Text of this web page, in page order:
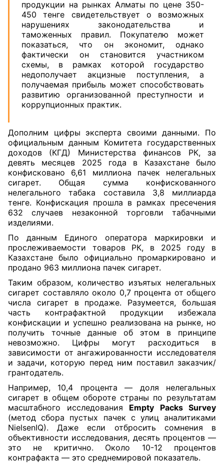
продукции на рынках Алматы по цене 350-
450 тенге свидетельствует о возможных
нарушениях законодательства и
таможенных правил. Покупателю может
показаться, что он экономит, однако
фактически он становится участником
схемы, в рамках которой государство
недополучает акцизные поступления, а
получаемая прибыль может способствовать
развитию организованной преступности и
коррупционных практик.
Дополним цифры эксперта своими данными. По
официальным данным Комитета государственных
доходов (КГД) Министерства финансов РК, за
девять месяцев 2025 года в Казахстане было
конфисковано 6,61 миллиона пачек нелегальных
сигарет. Общая сумма конфискованного
нелегального табака составила 3,8 миллиарда
тенге. Конфискация прошла в рамках пресечения
632 случаев незаконной торговли табачными
изделиями.
По данным Единого оператора маркировки и
прослеживаемости товаров РК, в 2025 году в
Казахстане было официально промаркировано и
продано 963 миллиона пачек сигарет.
Таким образом, количество изъятых нелегальных
сигарет составляло около 0,7 процента от общего
числа сигарет в продаже. Разумеется, большая
часть контрафактной продукции избежала
конфискации и успешно реализована на рынке, но
получить точные данные об этом в принципе
невозможно. Цифры могут расходиться в
зависимости от ангажированности исследователя
и задачи, которую перед ним поставил заказчик/
грантодатель.
Например, 10,4 процента — доля нелегальных
сигарет в общем обороте страны по результатам
масштабного исследования Empty Packs Survey
(метод сбора пустых пачек с улиц аналитиками
NielsenIQ). Даже если отбросить сомнения в
объективности исследования, десять процентов —
это не критично. Около 10-12 процентов
контрафакта — это среднемировой показатель.